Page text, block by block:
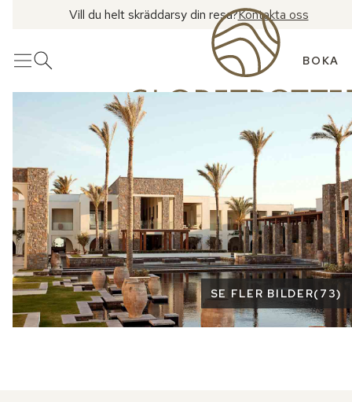
Vill du helt skräddarsy din resa?Kontakta oss
MenyÖppna sök BOKA
Se fler bilder
SE FLER BILDER( 73)